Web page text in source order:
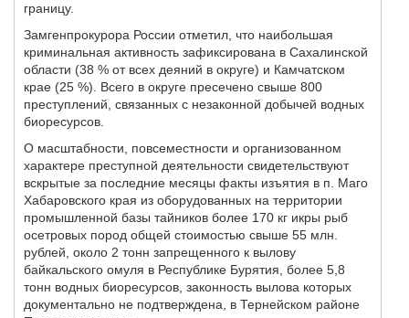
границу.
Замгенпрокурора России отметил, что наибольшая
криминальная активность зафиксирована в Сахалинской
области (38 % от всех деяний в округе) и Камчатском
крае (25 %). Всего в округе пресечено свыше 800
преступлений, связанных с незаконной добычей водных
биоресурсов.
О масштабности, повсеместности и организованном
характере преступной деятельности свидетельствуют
вскрытые за последние месяцы факты изъятия в п. Маго
Хабаровского края из оборудованных на территории
промышленной базы тайников более 170 кг икры рыб
осетровых пород общей стоимостью свыше 55 млн.
рублей, около 2 тонн запрещенного к вылову
байкальского омуля в Республике Бурятия, более 5,8
тонн водных биоресурсов, законность вылова которых
документально не подтверждена, в Тернейском районе